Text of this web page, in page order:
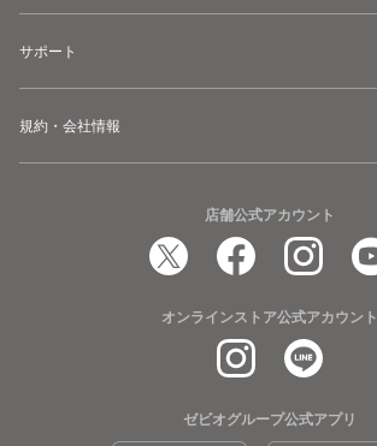
サポート
規約・会社情報
店舗公式アカウント
オンラインストア公式アカウント
ゼビオグループ公式アプリ